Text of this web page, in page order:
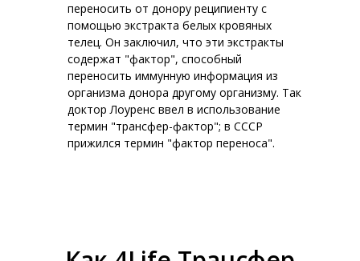
переносить от донору реципиенту с
помощью экстракта белых кровяных
телец. Он заключил, что эти экстракты
содержат "фактор", способный
переносить иммунную информация из
организма донора другому организму. Так
доктор Лоуренс ввел в использование
термин "трансфер-фактор"; в СССР
прижился термин "фактор переноса".